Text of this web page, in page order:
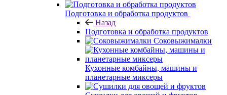
Подготовка и обработка продуктов
Назад
Подготовка и обработка продуктов
Соковыжималки
Кухонные комбайны, машины и
планетарные миксеры